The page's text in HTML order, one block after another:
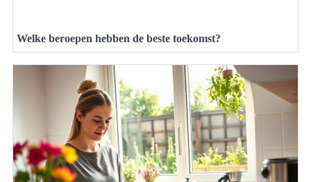
Welke beroepen hebben de beste toekomst?